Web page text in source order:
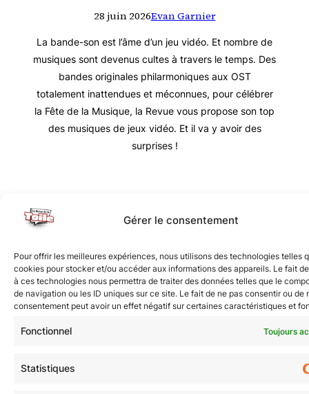
Gérer le consentement
Pour offrir les meilleures expériences, nous utilisons des technologies telles
cookies pour stocker et/ou accéder aux informations des appareils. Le fait
à ces technologies nous permettra de traiter des données telles que le
de navigation ou les ID uniques sur ce site. Le fait de ne pas consentir ou de
consentement peut avoir un effet négatif sur certaines caractéristiques et
Fonctionnel Toujours
Statistiques
28 juin 2026Evan Garnier
La bande-son est l’âme d’un jeu vidéo. Et nombre de
musiques sont devenus cultes à travers le temps. Des
bandes originales philarmoniques aux OST
totalement inattendues et méconnues, pour célébrer
la Fête de la Musique, la Revue vous propose son top
des musiques de jeux vidéo. Et il va y avoir des
surprises !
Nous vous invitons à rejoindre la communauté des
« La Galaxie de la Pop-culture »
nous suivre sur tous nos réseaux !